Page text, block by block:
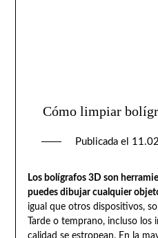
Cómo limpiar
Publicada el
Los bolígrafos 3D son
puedes dibujar cualquier
igual que otros dispositivos,
Tarde o temprano, incluso